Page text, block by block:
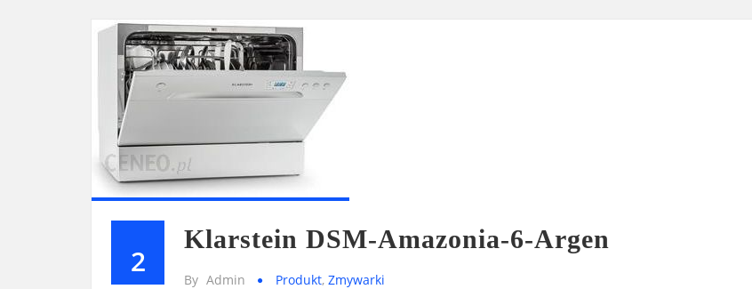
2
Klarstein DSM-Amazonia-6-Argen
By Admin Produkt,Zmywarki